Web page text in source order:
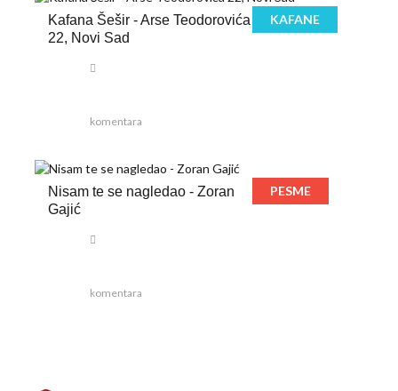
Kafana Šešir - Arse Teodorovića
22, Novi Sad
KAFANE
komentara
Nisam te se nagledao - Zoran
Gajić
PESME
komentara